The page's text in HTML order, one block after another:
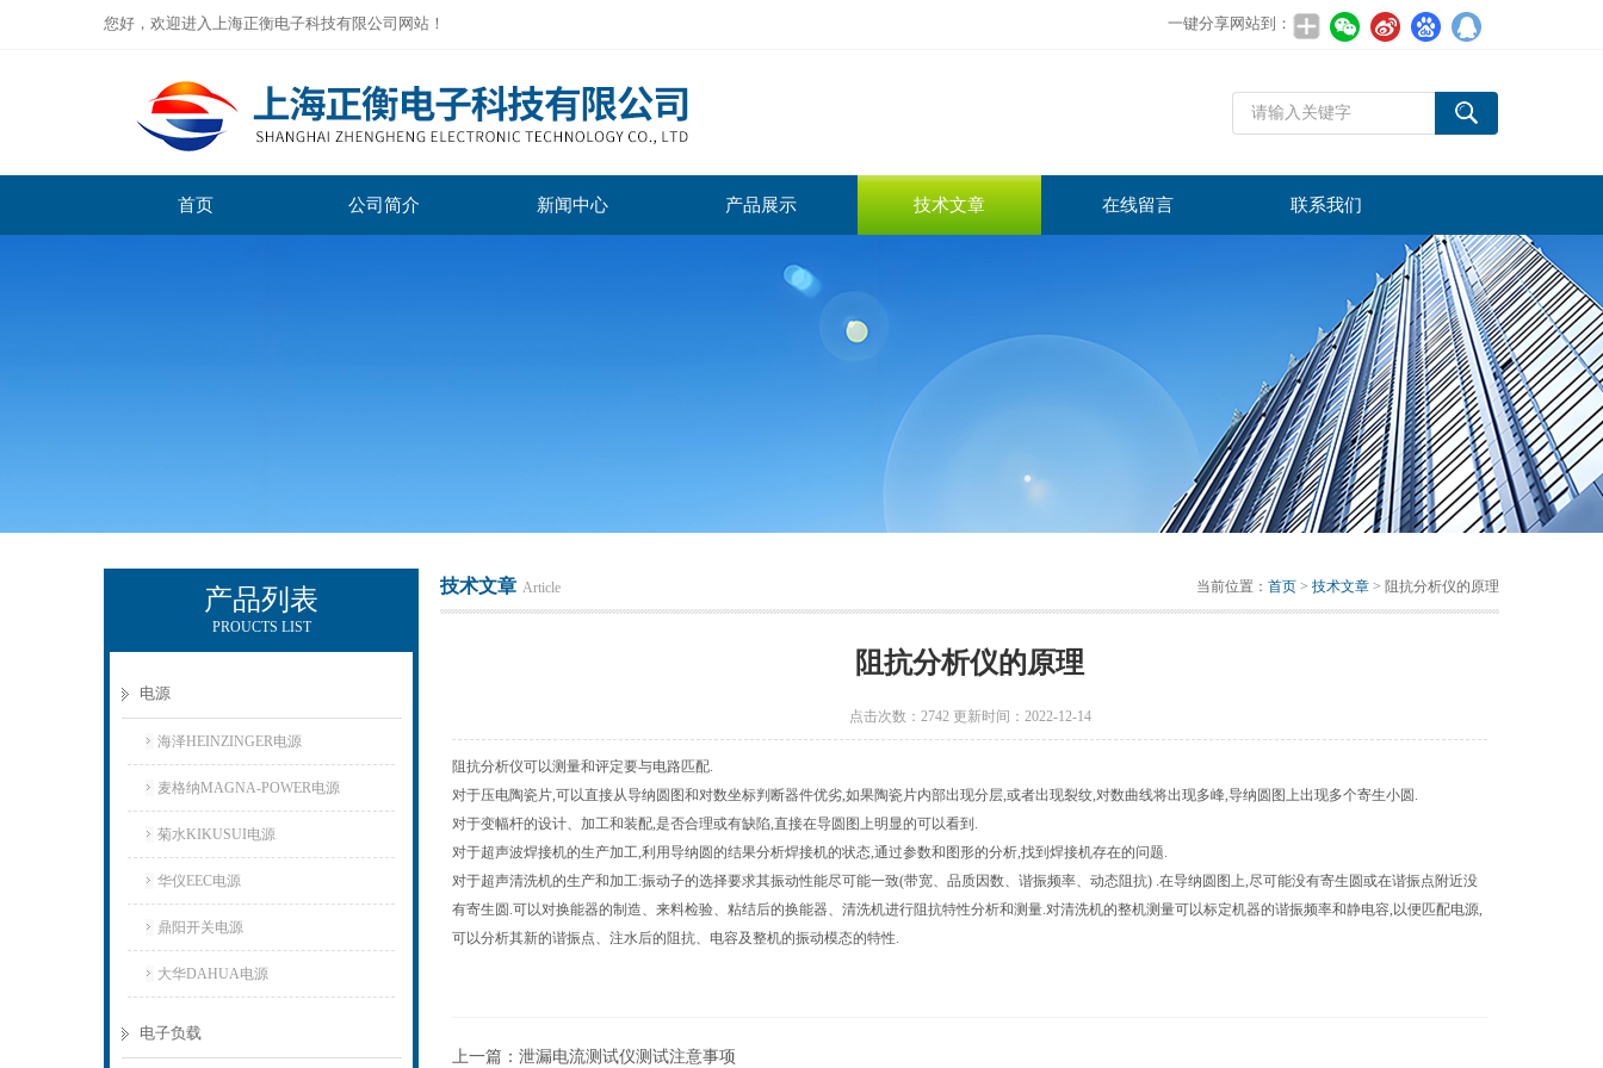
您好，欢迎进入上海正衡电子科技有限公司网站！ 一键分享网站到：
首页 公司简介 新闻中心 产品展示 技术文章 在线留言 联系我们
产品列表
PROUCTS LIST
电源
海泽HEINZINGER电源
麦格纳MAGNA-POWER电源
菊水KIKUSUI电源
华仪EEC电源
鼎阳开关电源
大华DAHUA电源
电子负载
技术文章 Article 当前位置： 首页 > 技术文章 > 阻抗分析仪的原理
阻抗分析仪的原理
点击次数：2742 更新时间：2022-12-14
阻抗分析仪可以测量和评定要与电路匹配.
对于压电陶瓷片,可以直接从导纳圆图和对数坐标判断器件优劣,如果陶瓷片内部出现分层,或者出现裂纹,对数曲线将出现多峰,导纳圆图上出现多个寄生小圆.
对于变幅杆的设计、加工和装配,是否合理或有缺陷,直接在导圆图上明显的可以看到.
对于超声波焊接机的生产加工,利用导纳圆的结果分析焊接机的状态,通过参数和图形的分析,找到焊接机存在的问题.
对于超声清洗机的生产和加工:振动子的选择要求其振动性能尽可能一致(带宽、品质因数、谐振频率、动态阻抗) .在导纳圆图上,尽可能没有寄生圆或在谐振点附近没
有寄生圆.可以对换能器的制造、来料检验、粘结后的换能器、清洗机进行阻抗特性分析和测量.对清洗机的整机测量可以标定机器的谐振频率和静电容,以便匹配电源,
可以分析其新的谐振点、注水后的阻抗、电容及整机的振动模态的特性.
上一篇： 泄漏电流测试仪测试注意事项